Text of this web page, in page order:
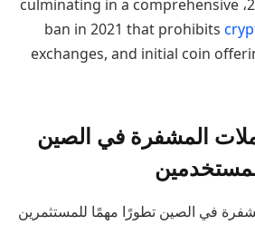
التنظيمية منذ عام 2013، culminating in a comprehensive
ban in 2021 that prohibits
exchanges, and initial coin
المشفرة في الصين
في الصين تطورًا مهمًا للمستثمرين